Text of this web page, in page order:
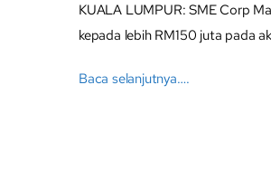
KUALA LUMPUR: SME Corp
kepada lebih RM150 juta pada
Baca selanjutnya….